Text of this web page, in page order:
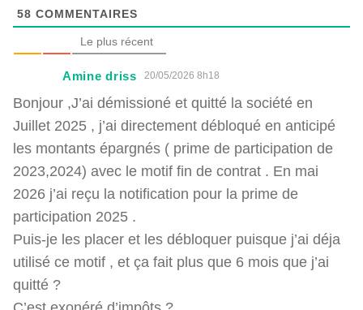
58 COMMENTAIRES
Le plus récent
Amine driss 20/05/2026 8h18
Bonjour ,J’ai démissioné et quitté la société en
Juillet 2025 , j’ai directement débloqué en anticipé
les montants épargnés ( prime de participation de
2023,2024) avec le motif fin de contrat . En mai
2026 j’ai reçu la notification pour la prime de
participation 2025 .
Puis-je les placer et les débloquer puisque j’ai déja
utilisé ce motif , et ça fait plus que 6 mois que j’ai
quitté ?